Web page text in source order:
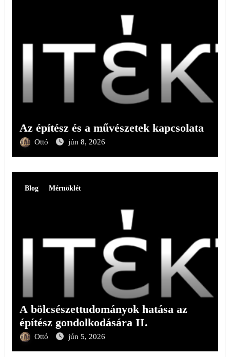
Az építész és a művészetek kapcsolata
Ottó jún 8, 2026
Blog Mérnöklét
A bölcsészettudományok hatása az
építész gondolkodására II.
Ottó jún 5, 2026